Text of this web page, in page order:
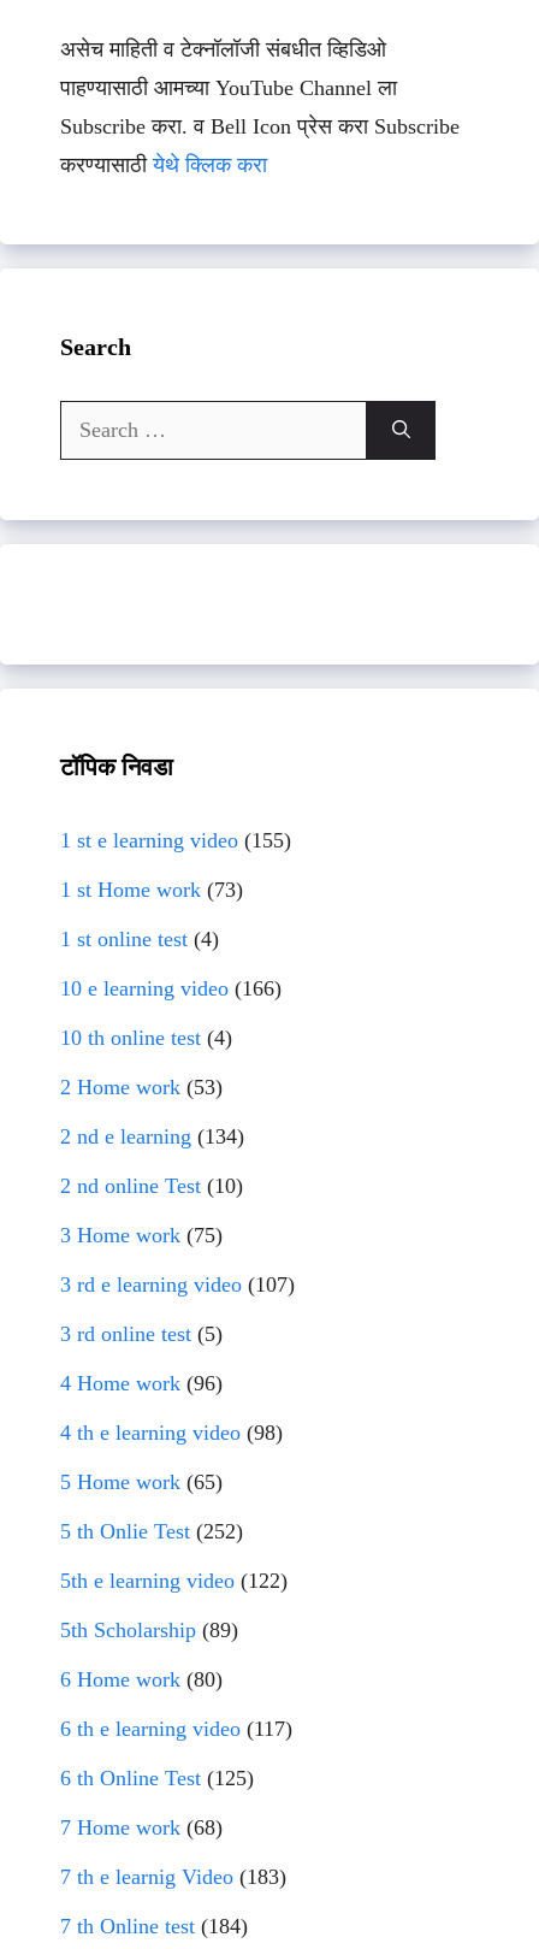
असेच माहिती व टेक्नॉलॉजी संबधीत व्हिडिओ
पाहण्यासाठी आमच्या YouTube Channel ला
Subscribe करा. व Bell Icon प्रेस करा Subscribe
करण्यासाठीयेथे क्लिक करा
Search
Search
for:
टॉपिक निवडा
1 st e learning video (155)
1 st Home work (73)
1 st online test (4)
10 e learning video (166)
10 th online test (4)
2 Home work (53)
2 nd e learning (134)
2 nd online Test (10)
3 Home work (75)
3 rd e learning video (107)
3 rd online test (5)
4 Home work (96)
4 th e learning video (98)
5 Home work (65)
5 th Onlie Test (252)
5th e learning video (122)
5th Scholarship (89)
6 Home work (80)
6 th e learning video (117)
6 th Online Test (125)
7 Home work (68)
7 th e learnig Video (183)
7 th Online test (184)